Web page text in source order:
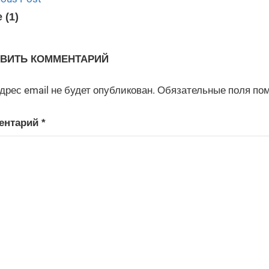
(1)
КОММЕНТАРИЙ
email не будет опубликован. Обязательные поля
*